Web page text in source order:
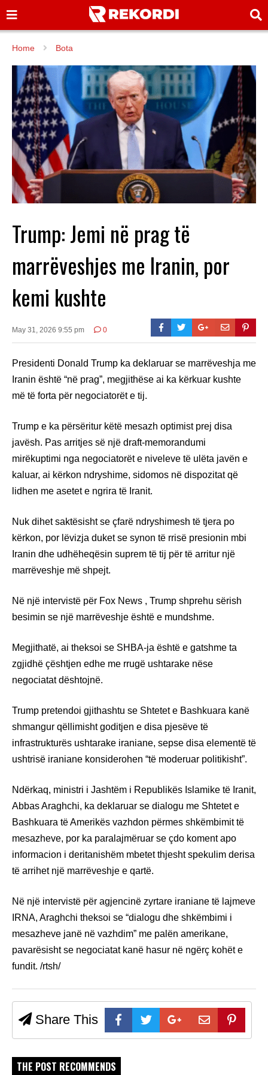
Home Bota
Trump: Jemi në prag të
marrëveshjes me Iranin, por
kemi kushte
May 31, 2026 9:55 pm 0
Presidenti Donald Trump ka deklaruar se marrëveshja me
Iranin është “në prag”, megjithëse ai ka kërkuar kushte
më të forta për negociatorët e tij.
Trump e ka përsëritur këtë mesazh optimist prej disa
javësh. Pas arritjes së një draft-memorandumi
mirëkuptimi nga negociatorët e niveleve të ulëta javën e
kaluar, ai kërkon ndryshime, sidomos në dispozitat që
lidhen me asetet e ngrira të Iranit.
Nuk dihet saktësisht se çfarë ndryshimesh të tjera po
kërkon, por lëvizja duket se synon të rrisë presionin mbi
Iranin dhe udhëheqësin suprem të tij për të arritur një
marrëveshje më shpejt.
Në një intervistë për Fox News , Trump shprehu sërish
besimin se një marrëveshje është e mundshme.
Megjithatë, ai theksoi se SHBA-ja është e gatshme ta
zgjidhë çështjen edhe me rrugë ushtarake nëse
negociatat dështojnë.
Trump pretendoi gjithashtu se Shtetet e Bashkuara kanë
shmangur qëllimisht goditjen e disa pjesëve të
infrastrukturës ushtarake iraniane, sepse disa elementë të
ushtrisë iraniane konsiderohen “të moderuar politikisht”.
Ndërkaq, ministri i Jashtëm i Republikës Islamike të Iranit,
Abbas Araghchi, ka deklaruar se dialogu me Shtetet e
Bashkuara të Amerikës vazhdon përmes shkëmbimit të
mesazheve, por ka paralajmëruar se çdo koment apo
informacion i deritanishëm mbetet thjesht spekulim derisa
të arrihet një marrëveshje e qartë.
Në një intervistë për agjencinë zyrtare iraniane të lajmeve
IRNA, Araghchi theksoi se “dialogu dhe shkëmbimi i
mesazheve janë në vazhdim” me palën amerikane,
pavarësisht se negociatat kanë hasur në ngërç kohët e
fundit. /rtsh/
Share This
THE POST RECOMMENDS